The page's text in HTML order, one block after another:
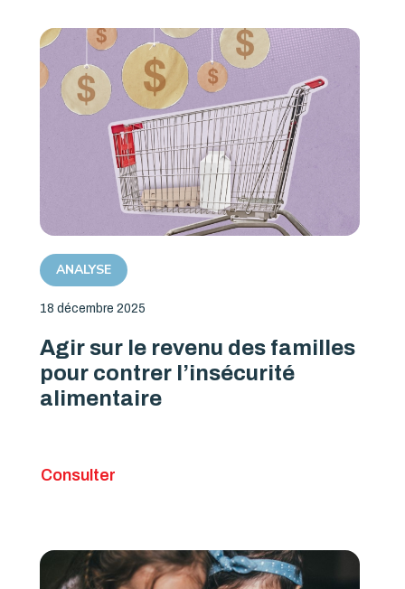
ANALYSE
18 décembre 2025
Agir sur le revenu des familles
pour contrer l’insécurité
alimentaire
Consulter